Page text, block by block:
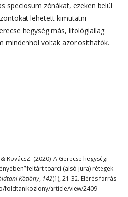
speciosum zónákat, ezeken belül
lehetett kimutatni –
hegység más, litológiailag
mindenhol voltak azonosíthatók.
KovácsZ. (2020). A Gerecse hegységi
feltárt toarci (alsó-jura) rétegek
Közlöny, 142(1), 21-32. Elérés forrás
foldtanikozlony/article/view/2409